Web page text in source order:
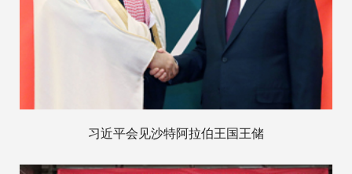
习近平会见沙特阿拉伯王国王储